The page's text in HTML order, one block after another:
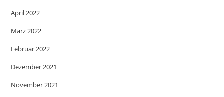
April 2022
März 2022
Februar 2022
Dezember 2021
November 2021